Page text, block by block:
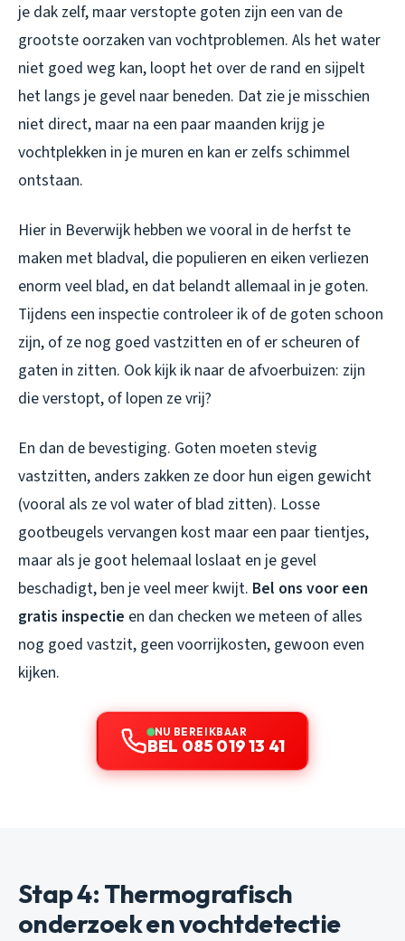
je dak zelf, maar verstopte goten zijn een van de
grootste oorzaken van vochtproblemen. Als het water
niet goed weg kan, loopt het over de rand en sijpelt
het langs je gevel naar beneden. Dat zie je misschien
niet direct, maar na een paar maanden krijg je
vochtplekken in je muren en kan er zelfs schimmel
ontstaan.
Hier in Beverwijk hebben we vooral in de herfst te
maken met bladval, die populieren en eiken verliezen
enorm veel blad, en dat belandt allemaal in je goten.
Tijdens een inspectie controleer ik of de goten schoon
zijn, of ze nog goed vastzitten en of er scheuren of
gaten in zitten. Ook kijk ik naar de afvoerbuizen: zijn
die verstopt, of lopen ze vrij?
En dan de bevestiging. Goten moeten stevig
vastzitten, anders zakken ze door hun eigen gewicht
(vooral als ze vol water of blad zitten). Losse
gootbeugels vervangen kost maar een paar tientjes,
maar als je goot helemaal loslaat en je gevel
beschadigt, ben je veel meer kwijt. Bel ons voor een
gratis inspectie en dan checken we meteen of alles
nog goed vastzit, geen voorrijkosten, gewoon even
kijken.
NU BEREIKBAAR
BEL 085 019 13 41
Stap 4: Thermografisch
onderzoek en vochtdetectie